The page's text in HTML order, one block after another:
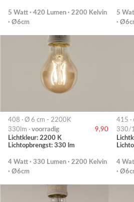
5 Watt · 420 Lumen · 2200 Kelvin
· Ø6cm
5
·
408 · Ø 6 cm - 2200K
330lm · voorradig
9,90
Lichtkleur: 2200 K
Lichtopbrengst: 330 lm
4 Watt · 330 Lumen · 2200 Kelvin
· Ø6cm
415 ·
330/
4
·